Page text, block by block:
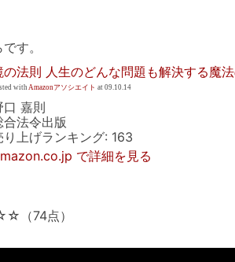
す。
の法則 人生のどんな問題も解決する魔
with Amazonアソシエイト at 09.10.14
口 嘉則
合法令出版
り上げランキング: 163
で詳細を見る
（74点）